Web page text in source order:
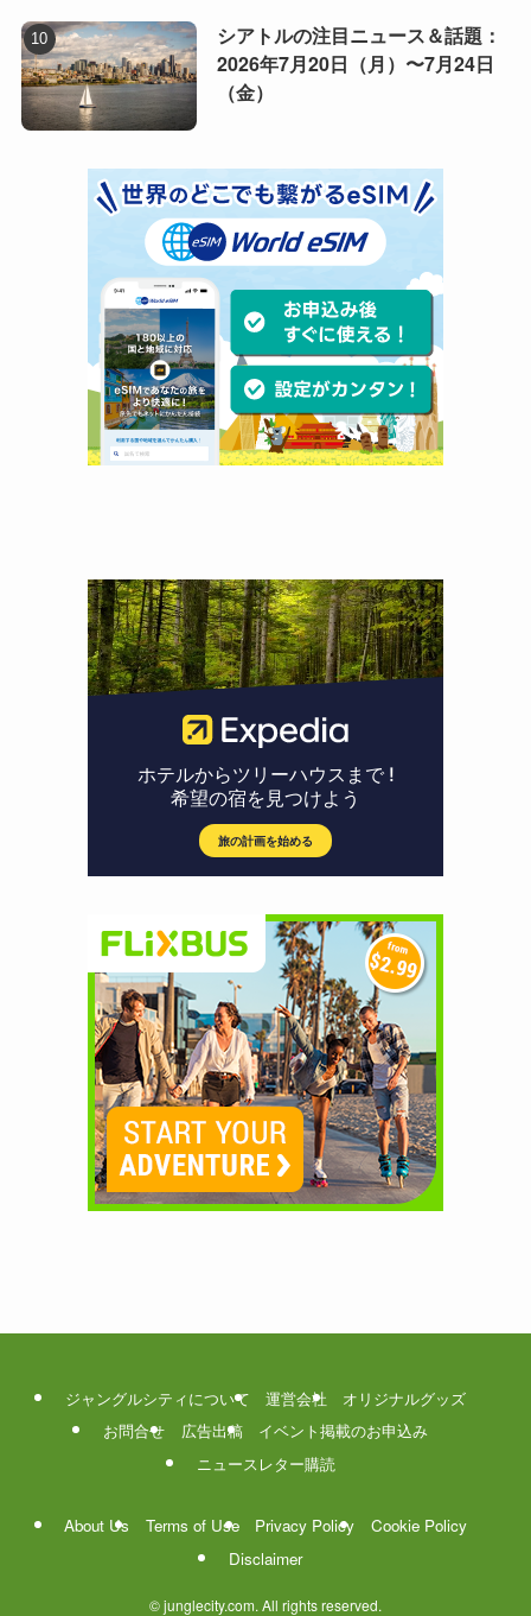
シアトルの注目ニュース＆話題：
2026年7月20日（月）〜7月24日
（金）
ジャングルシティについて 運営会社
オリジナルグッズ
お問合せ
広告出稿
イベント掲載のお申込み
ニュースレター購読
About Us Terms of Use Privacy Policy
Cookie Policy
Disclaimer
©junglecity.com. All rights reserved.